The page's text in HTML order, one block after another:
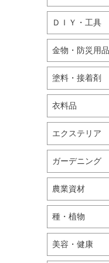
ＤＩＹ・工具
金物・防災用品
塗料・接着剤
衣料品
エクステリア
ガーデニング
農業資材
種・植物
美容・健康